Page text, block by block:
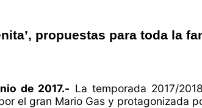
propuestas para toda la
de 2017.- La temporada 2017/
el gran Mario Gas y protagonizada